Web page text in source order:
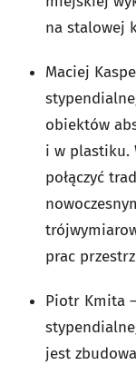
na stalowej
Maciej
obiektów
i w plastiku.
połączyć
prac
Piotr Kmita
jest